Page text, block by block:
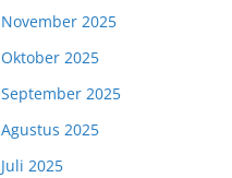
November 2025
Oktober 2025
September 2025
Agustus 2025
Juli 2025